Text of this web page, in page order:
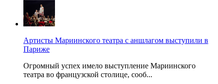
Артисты Мариинского театра с аншлагом выступили в
Париже
Огромный успех имело выступление Мариинского
театра во французской столице, сооб...